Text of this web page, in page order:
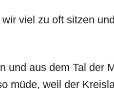
viel zu oft sitzen
und aus dem Tal der
müde, weil der